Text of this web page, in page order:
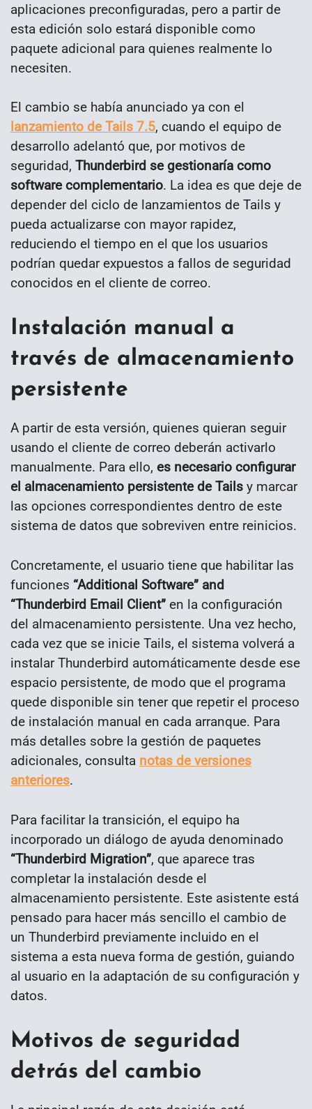
aplicaciones preconfiguradas, pero a partir de
esta edición solo estará disponible como
paquete adicional para quienes realmente lo
necesiten.
El cambio se había anunciado ya con el
lanzamiento de Tails 7.5, cuando el equipo de
desarrollo adelantó que, por motivos de
seguridad, Thunderbird se gestionaría como
software complementario. La idea es que deje de
depender del ciclo de lanzamientos de Tails y
pueda actualizarse con mayor rapidez,
reduciendo el tiempo en el que los usuarios
podrían quedar expuestos a fallos de seguridad
conocidos en el cliente de correo.
Instalación manual a
través de almacenamiento
persistente
A partir de esta versión, quienes quieran seguir
usando el cliente de correo deberán activarlo
manualmente. Para ello, es necesario configurar
el almacenamiento persistente de Tails y marcar
las opciones correspondientes dentro de este
sistema de datos que sobreviven entre reinicios.
Concretamente, el usuario tiene que habilitar las
funciones “Additional Software” and
“Thunderbird Email Client” en la configuración
del almacenamiento persistente. Una vez hecho,
cada vez que se inicie Tails, el sistema volverá a
instalar Thunderbird automáticamente desde ese
espacio persistente, de modo que el programa
quede disponible sin tener que repetir el proceso
de instalación manual en cada arranque. Para
más detalles sobre la gestión de paquetes
adicionales, consulta notas de versiones
anteriores.
Para facilitar la transición, el equipo ha
incorporado un diálogo de ayuda denominado
“Thunderbird Migration”, que aparece tras
completar la instalación desde el
almacenamiento persistente. Este asistente está
pensado para hacer más sencillo el cambio de
un Thunderbird previamente incluido en el
sistema a esta nueva forma de gestión, guiando
al usuario en la adaptación de su configuración y
datos.
Motivos de seguridad
detrás del cambio